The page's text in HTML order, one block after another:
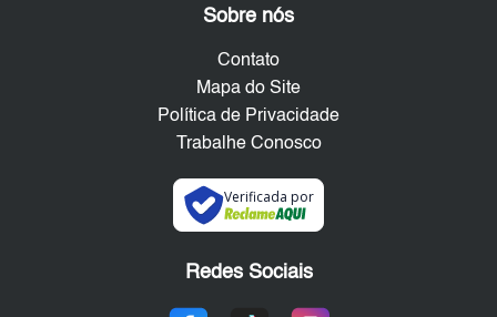
Sobre nós
Contato
Mapa do Site
Política de Privacidade
Trabalhe Conosco
Verificada por
Redes Sociais